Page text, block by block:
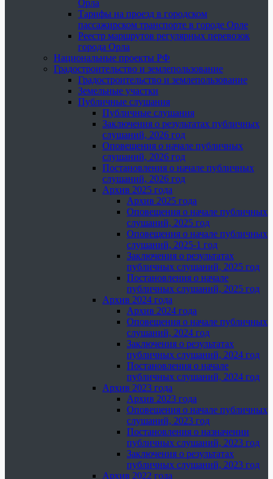
Орла
Тарифы на проезд в городском
пассажирском транспорте в городе Орле
Реестр маршрутов регулярных перевозок
города Орла
Национальные проекты РФ
Градостроительство и землепользование
Градостроительство и землепользование
Земельные участки
Публичные слушания
Публичные слушания
Заключения о результатах публичных
слушаний, 2026 год
Оповещения о начале публичных
слушаний, 2026 год
Постановления о начале публичных
слушаний, 2026 год
Архив 2025 года
Архив 2025 года
Оповещения о начале публичных
слушаний, 2025 год
Оповещения о начале публичных
слушаний, 2025-1 год
Заключения о результатах
публичных слушаний, 2025 год
Постановления о начале
публичных слушаний, 2025 год
Архив 2024 года
Архив 2024 года
Оповещения о начале публичных
слушаний, 2024 год
Заключения о результатах
публичных слушаний, 2024 год
Постановления о начале
публичных слушаний, 2024 год
Архив 2023 года
Архив 2023 года
Оповещения о начале публичных
слушаний, 2023 год
Постановления о назначении
публичных слушаний, 2023 год
Заключения о результатах
публичных слушаний, 2023 год
Архив 2022 года